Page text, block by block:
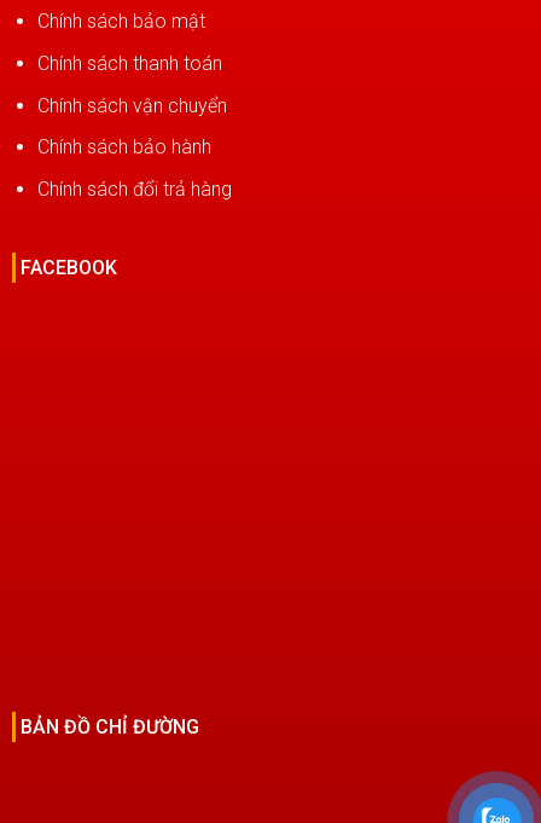
Chính sách bảo mật
Chính sách thanh toán
Chính sách vận chuyển
Chính sách bảo hành
Chính sách đổi trả hàng
FACEBOOK
BẢN ĐỒ CHỈ ĐƯỜNG